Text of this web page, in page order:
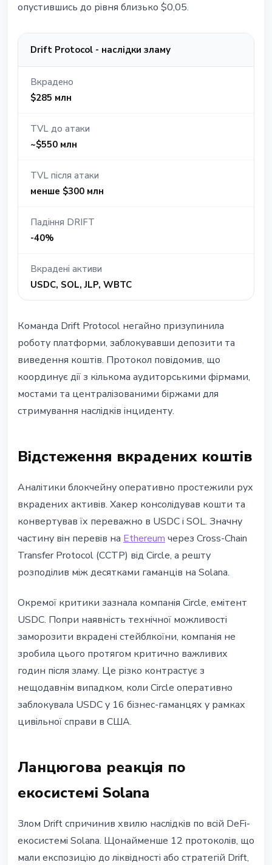
опустившись до рівня близько $0,05.
Drift Protocol - наслідки зламу
Вкрадено
$285 млн
TVL до атаки
~$550 млн
TVL після атаки
менше $300 млн
Падіння DRIFT
-40%
Вкрадені активи
USDC, SOL, JLP, WBTC
Команда Drift Protocol негайно призупинила
роботу платформи, заблокувавши депозити та
виведення коштів. Протокол повідомив, що
координує дії з кількома аудиторськими фірмами,
мостами та централізованими біржами для
стримування наслідків інциденту.
Відстеження вкрадених коштів
Аналітики блокчейну оперативно простежили рух
вкрадених активів. Хакер консолідував кошти та
конвертував їх переважно в USDC і SOL. Значну
частину він перевів на Ethereum через Cross-Chain
Transfer Protocol (CCTP) від Circle, а решту
розподілив між десятками гаманців на Solana.
Окремої критики зазнала компанія Circle, емітент
USDC. Попри наявність технічної можливості
заморозити вкрадені стейблкоїни, компанія не
зробила цього протягом критично важливих
годин після зламу. Це різко контрастує з
нещодавнім випадком, коли Circle оперативно
заблокувала USDC у 16 бізнес-гаманцях у рамках
цивільної справи в США.
Ланцюгова реакція по
екосистемі Solana
Злом Drift спричинив хвилю наслідків по всій DeFi-
екосистемі Solana. Щонайменше 12 протоколів, що
мали експозицію до ліквідності або стратегій Drift,